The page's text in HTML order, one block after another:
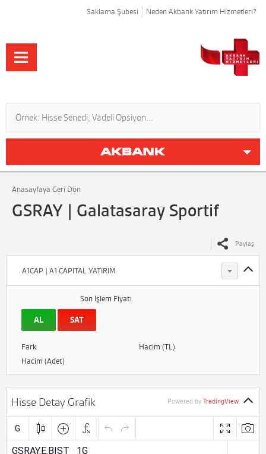
Saklama Şubesi Neden Akbank Yatırım Hizmetleri?
Anasayfaya Geri Dön
GSRAY | Galatasaray Sportif
Paylaş
A1CAP | A1 CAPITAL YATIRIM
Son İşlem Fiyatı
AL SAT
Fark
Hacim (TL)
Hacim (Adet)
Hisse Detay Grafik Powered by TradingView